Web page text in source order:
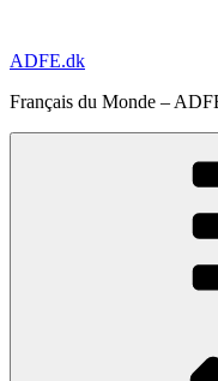
contenu
ADFE.dk
Français du Monde –